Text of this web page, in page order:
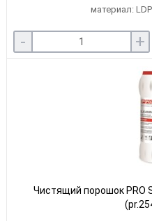
материал:
- +
Чистящий порошок PRO